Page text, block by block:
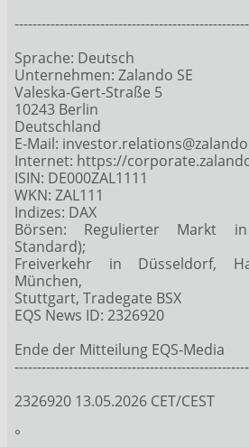
Sprache: Deutsch
Unternehmen: Zalando SE
Valeska-Gert-Straße 5
10243 Berlin
Deutschland
E-Mail:
Internet: https://
ISIN: DE000ZAL1111
WKN: ZAL111
Indizes: DAX
Börsen: Regulierter Markt
Standard);
Freiverkehr in Düsseldorf,
München,
Stuttgart, Tradegate BSX
EQS News ID: 2326920
Ende der Mitteilung EQS-Media
2326920 13.05.2026 CET/CEST
°